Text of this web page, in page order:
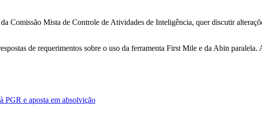
Comissão Mista de Controle de Atividades de Inteligência, quer discutir
de requerimentos sobre o uso da ferramenta First Mile e da Abin
PGR e aposta em absolvição